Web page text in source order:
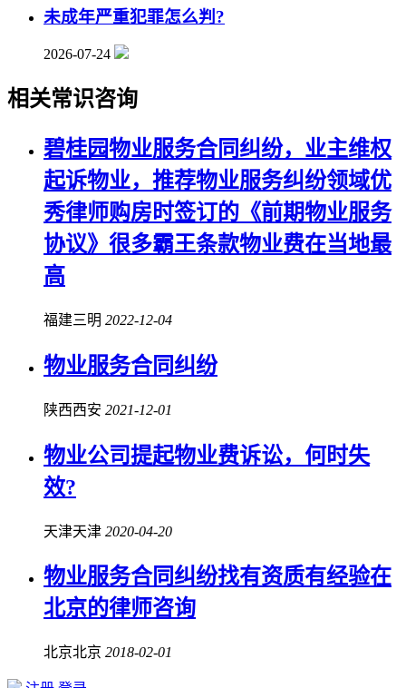
未成年严重犯罪怎么判?
2026-07-24
相关常识咨询
碧桂园物业服务合同纠纷，业主维权
起诉物业，推荐物业服务纠纷领域优
秀律师购房时签订的《前期物业服务
协议》很多霸王条款物业费在当地最
高
福建三明 2022-12-04
物业服务合同纠纷
陕西西安 2021-12-01
物业公司提起物业费诉讼，何时失
效?
天津天津 2020-04-20
物业服务合同纠纷找有资质有经验在
北京的律师咨询
北京北京 2018-02-01